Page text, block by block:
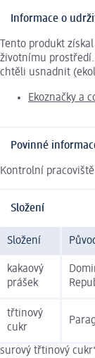
Informace o
Tento produkt
životnímu
chtěli usnadnit
Ekoznačky a
Povinné
Kontrolní pracoviště
Složení
Složení
kakaový
prášek
třtinový
cukr
surový třtinový